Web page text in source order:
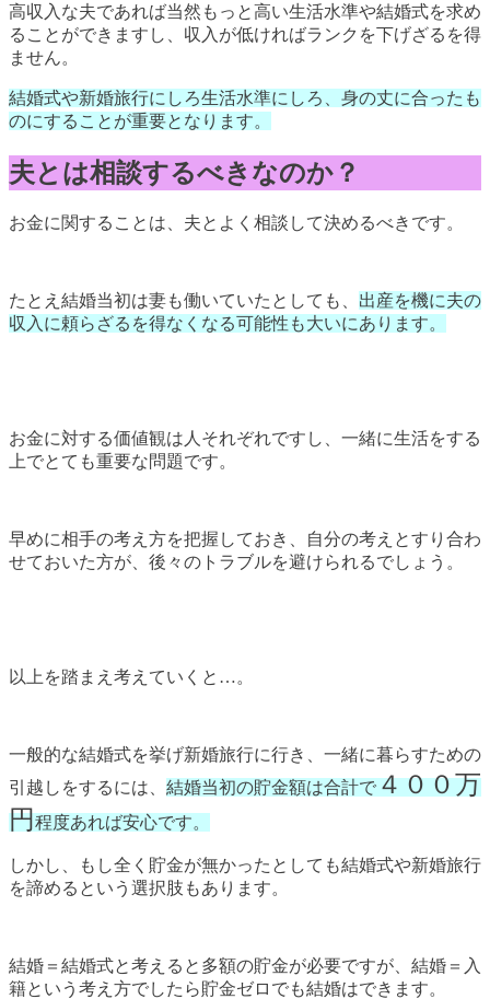
高収入な夫であれば当然もっと高い生活水準や結婚式を求め
ることができますし、収入が低ければランクを下げざるを得
ません。
結婚式や新婚旅行にしろ生活水準にしろ、身の丈に合ったも
のにすることが重要となります。
夫とは相談するべきなのか？
お金に関することは、夫とよく相談して決めるべきです。
たとえ結婚当初は妻も働いていたとしても、 出産を機に夫の
収入に頼らざるを得なくなる可能性も大いにあります。
お金に対する価値観は人それぞれですし、一緒に生活をする
上でとても重要な問題です。
早めに相手の考え方を把握しておき、自分の考えとすり合わ
せておいた方が、後々のトラブルを避けられるでしょう。
以上を踏まえ考えていくと…。
一般的な結婚式を挙げ新婚旅行に行き、一緒に暮らすための
引越しをするには、 結婚当初の貯金額は合計で４００万
円程度あれば安心です。
しかし、もし全く貯金が無かったとしても結婚式や新婚旅行
を諦めるという選択肢もあります。
結婚＝結婚式と考えると多額の貯金が必要ですが、結婚＝入
籍という考え方でしたら貯金ゼロでも結婚はできます。